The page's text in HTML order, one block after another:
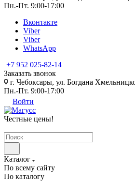
Пн.-Пт. 9:00-17:00
Вконтакте
Viber
Viber
WhatsApp
+7 952 025-82-14
Заказать звонок
г. Чебоксары, ул. Богдана
Пн.-Пт. 9:00-17:00
Войти
Честные цены!
Каталог
По всему сайту
По каталогу